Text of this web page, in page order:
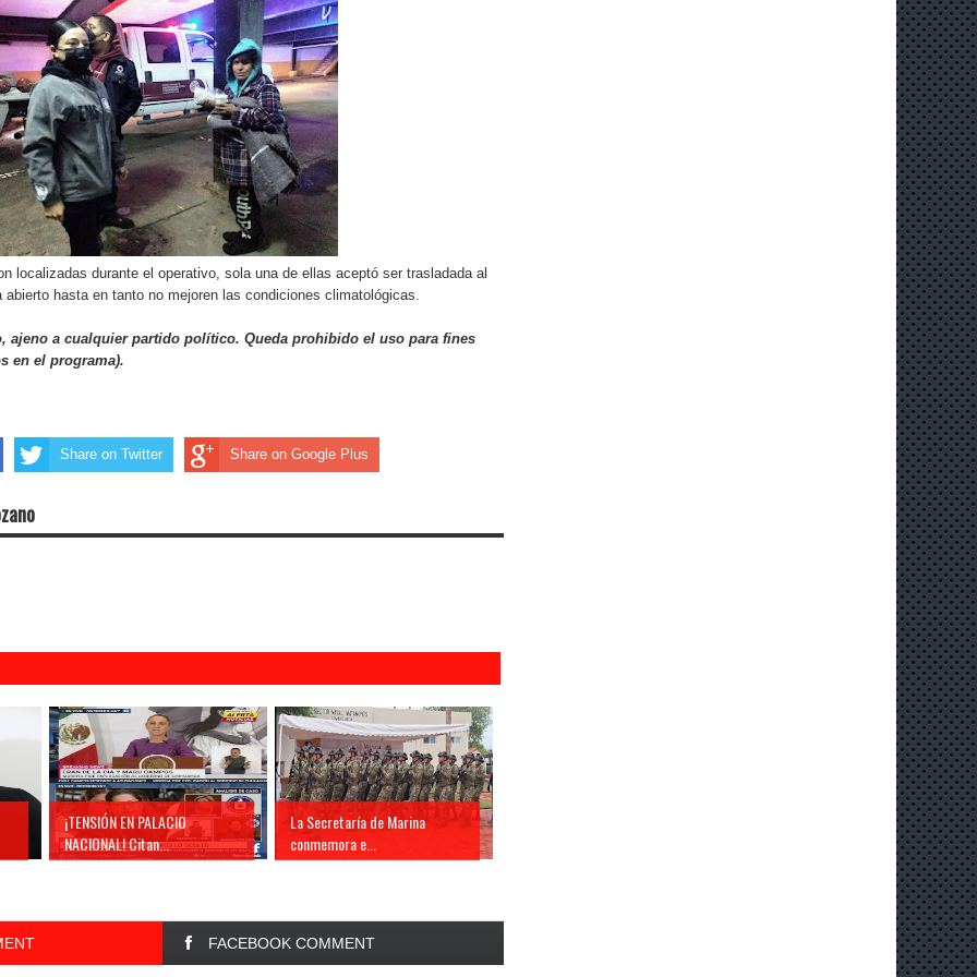
localizadas durante el operativo, sola una de ellas aceptó ser trasladada al
abierto hasta en tanto no mejoren las condiciones climatológicas.
ajeno a cualquier partido político. Queda prohibido el uso para fines
en el programa).
Share on Twitter Share on Google Plus
¡TENSIÓN EN PALACIO
NACIONAL! Citan...
La Secretaría de Marina
conmemora e...
FACEBOOK COMMENT